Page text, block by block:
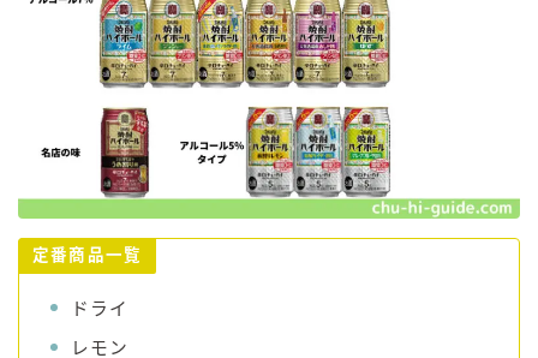
定番商品一覧
ドライ
レモン